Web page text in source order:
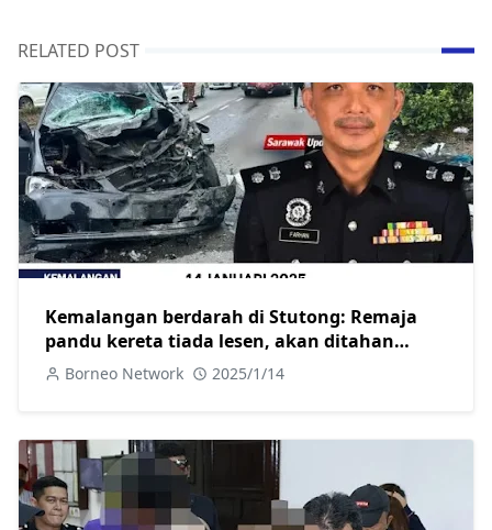
RELATED POST
Kemalangan berdarah di Stutong: Remaja
pandu kereta tiada lesen, akan ditahan
selepas dirawat
Borneo Network 2025/1/14